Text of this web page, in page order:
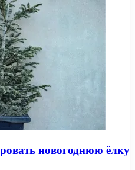
новогоднюю ёлку